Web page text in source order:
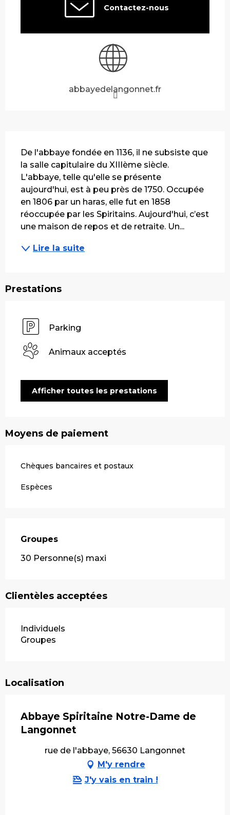
Contactez-nous
abbayedelangonnet.fr
De l'abbaye fondée en 1136, il ne subsiste que
la salle capitulaire du XIIIème siècle.
L'abbaye, telle qu'elle se présente
aujourd'hui, est à peu près de 1750. Occupée
en 1806 par un haras, elle fut en 1858
réoccupée par les Spiritains. Aujourd'hui, c’est
une maison de repos et de retraite. Un...
Lire la suite
Prestations
Parking
Animaux acceptés
Afficher toutes les prestations
Moyens de paiement
Chèques bancaires et postaux
Espèces
Groupes
Groupes
30 Personne(s) maxi
Clientèles acceptées
Individuels
Groupes
Localisation
Abbaye Spiritaine Notre-Dame de
Langonnet
rue de l'abbaye, 56630 Langonnet
M'y rendre
J'y vais en train !